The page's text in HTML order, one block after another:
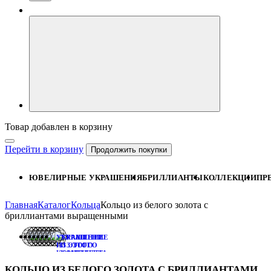
Товар добавлен в корзину
Перейти в корзину Продолжить покупки
ЮВЕЛИРНЫЕ УКРАШЕНИЯБРИЛЛИАНТЫКОЛЛЕКЦИИ
ГлавнаяКаталогКольцаКольцо из белого золота с
бриллиантами выращенными
УКРАШЕНИЕ
ИЗ ЭТОГО
КОМПЛЕКТА:
УКРАШЕНИЕ
ИЗ ЭТОГО
КОМПЛЕКТА: